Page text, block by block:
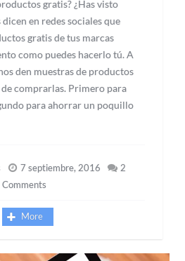
gratis? ¿Has visto
en redes sociales que
gratis de tus marcas
como puedes hacerlo tú. A
den muestras de productos
comprarlas. Primero para
para ahorrar un poquillo
7 septiembre, 2016
2
Comments
More